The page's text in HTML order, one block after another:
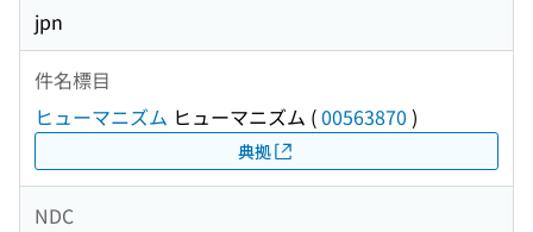
jpn
件名標目
ヒューマニズム ヒューマニズム (00563870 )
典拠
NDC